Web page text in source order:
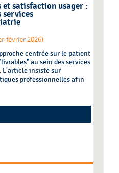
et satisfaction usager :
services
février 2026)
centrée sur le patient
au sein des services
L'article insiste sur
professionnelles afin